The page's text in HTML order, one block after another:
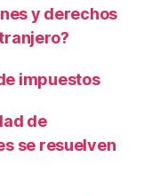
y derechos
impuestos
de
se resuelven